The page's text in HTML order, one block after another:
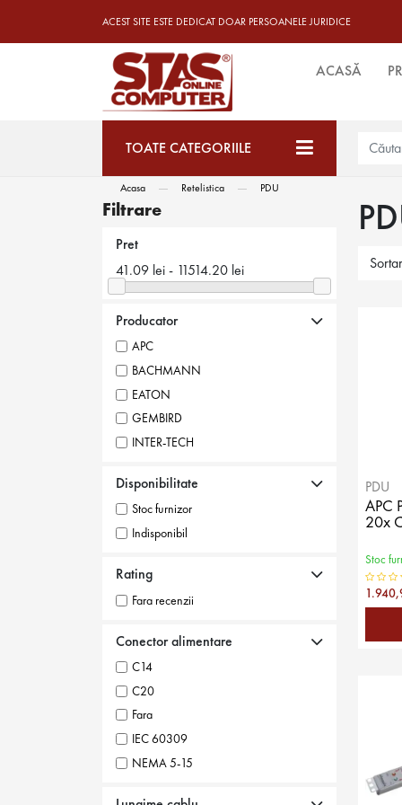
ACEST SITE ESTE DEDICAT DOAR PERSOANELE JURIDICE
ACASĂ
TOATE CATEGORIILE
Acasa Retelistica PDU
Filtrare
Pret
41.09 lei- 11514.20 lei
Producator
APC
BACHMANN
EATON
GEMBIRD
INTER-TECH
LEGRAND
LINDY
LOGILINK
TRITON
Disponibilitate
Stoc furnizor
Indisponibil
Rating
Fara recenzii
Conector alimentare
C14
C20
Fara
IEC 60309
NEMA 5-15
PDU
APC
20x
Stoc